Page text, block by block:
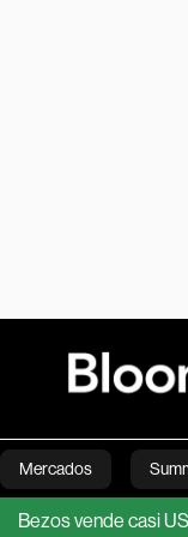
Mercados
Economía
vende casi US$350